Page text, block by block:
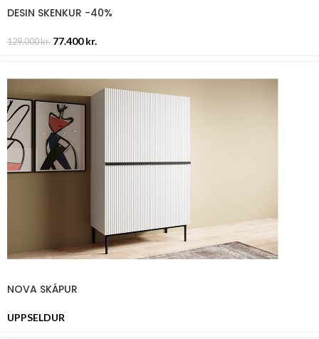
DESIN SKENKUR -40%
129.000kr. 77.400kr.
NOVA SKÁPUR
UPPSELDUR